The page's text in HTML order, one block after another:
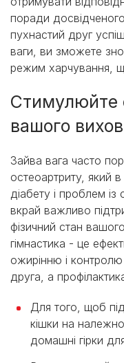
поради
пухнастий друг
ваги, ви зможете
режим харчування,
Стимулюйте
вашого
Зайва вага часто
остеоартриту, який
діабету і проблем
вкрай важливо
фізичний стан
гімнастика - це
ожирінню і
друга, а
Для того, щоб
кішки на
домашні гірки